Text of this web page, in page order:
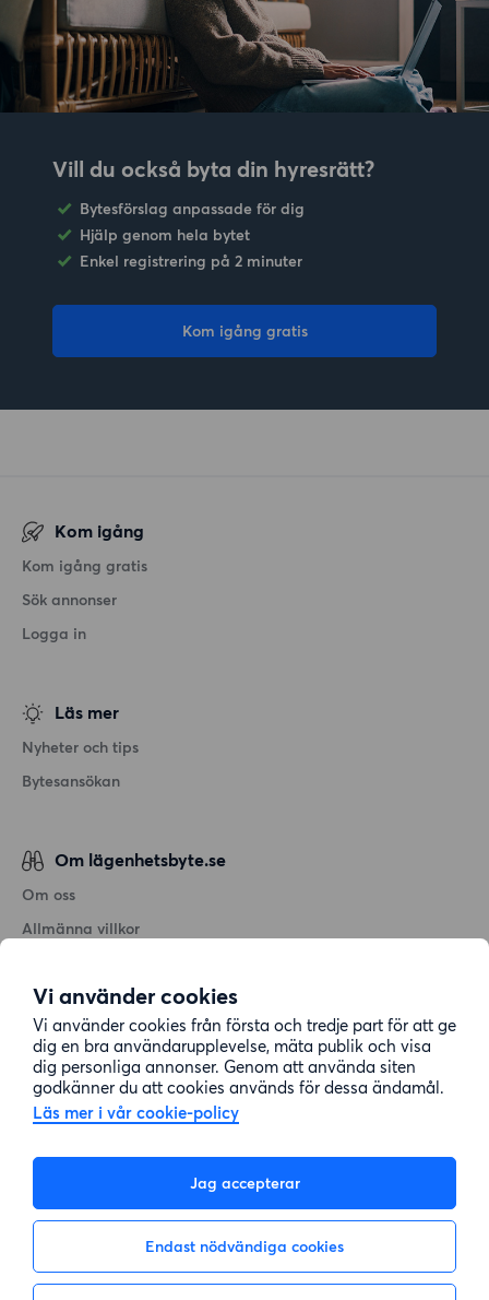
Vi använder cookies
Vi använder cookies från första och tredje part för att ge
dig en bra användarupplevelse, mäta publik och visa
dig personliga annonser. Genom att använda siten
godkänner du att cookies används för dessa ändamål.
Läs mer i vår cookie-policy
Jag accepterar
Endast nödvändiga cookies
Vill du också byta din hyresrätt?
Bytesförslag anpassade för dig
Hjälp genom hela bytet
Enkel registrering på 2 minuter
Kom igång gratis
Kom igång
Kom igång gratis
Sök annonser
Logga in
Läs mer
Nyheter och tips
Bytesansökan
Om lägenhetsbyte.se
Om oss
Allmänna villkor
Cookiepolicy
Sitemap
Kundtjänst
08-22 00 90
E-post: